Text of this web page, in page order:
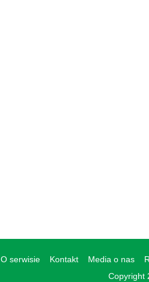
O serwisie Kontakt Media o nas
Copyright